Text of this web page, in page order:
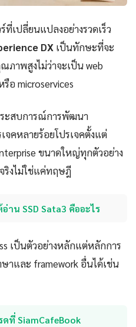
เปลี่ยนแปลงอย่างรวดเร็ว
DX เป็นทักษะที่จะ
าพสูงไม่ว่าจะเป็น web
อ microservices
ะสบการณ์การพัฒนา
จคหลายร้อยโปรเจคตั้งแต่
ขนาดใหญ่ทุกตัวอย่าง
ริงไม่ใช่แค่ทฤษฎี
าน SSD Sata3 คืออะไร
เป็นตัวอย่างหลักแต่หลักการ
าและ framework อื่นได้เช่น
ที่ SiamCafeBook